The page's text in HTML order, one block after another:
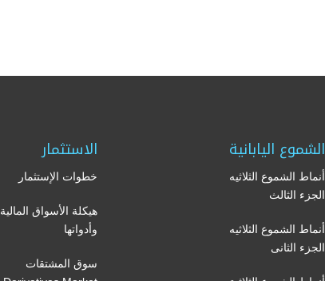
الشموع اليابانية
أنماط الشموع الثلاثيه
الجزء الثالث
أنماط الشموع الثلاثيه
الجزء الثانى
الاستثمار
خطوات الإستثمار
هيكلة الأسواق المالية
وأدواتها
سوق المشتقات